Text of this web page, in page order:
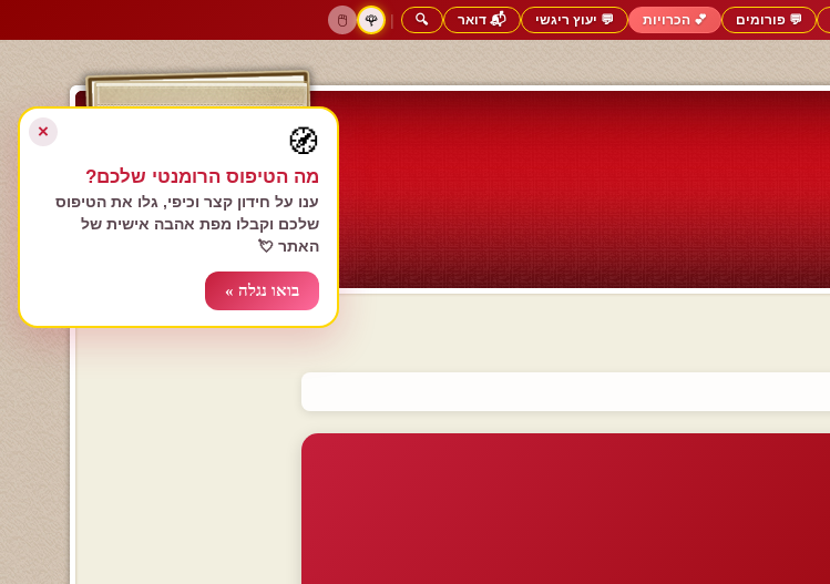
💬 פורומים 💕 הכרויות 💬 יעוץ ריגשי 📬 דואר 🔍
|
🌹
🖱️
הרשם עכשיו
התחבר